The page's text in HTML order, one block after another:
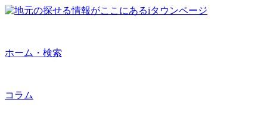
ホーム・検索
コラム